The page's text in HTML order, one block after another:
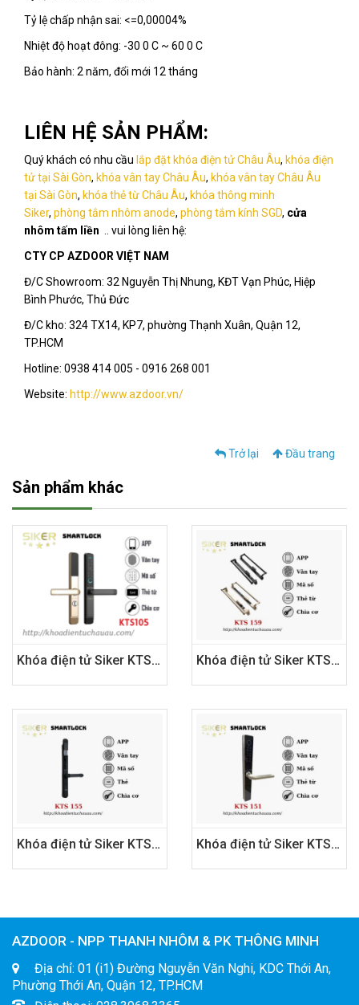
Tỷ lệ chấp nhận sai: <=0,00004%
Nhiệt độ hoạt đông: -30 0 C ~ 60 0 C
Bảo hành: 2 năm, đổi mới 12 tháng
LIÊN HỆ SẢN PHẨM:
Quý khách có nhu cầu lắp đặt khóa điện tử Châu Âu, khóa điện
tử tại Sài Gòn, khóa vân tay Châu Âu, khóa vân tay Châu Âu
tại Sài Gòn, khóa thẻ từ Châu Âu, khóa thông minh
Siker, phòng tắm nhôm anode, phòng tắm kính SGD, cửa
nhôm tấm liền .. vui lòng liên hệ:
CTY CP AZDOOR VIỆT NAM
Đ/C Showroom: 32 Nguyễn Thị Nhung, KĐT Vạn Phúc, Hiệp
Bình Phước, Thủ Đức
Đ/C kho: 324 TX14, KP7, phường Thạnh Xuân, Quận 12,
TP.HCM
Hotline: 0938 414 005 - 0916 268 001
Website: http://www.azdoor.vn/
Trở lại Đầu trang
Sản phẩm khác
Khóa điện tử Siker KTS105 Khóa điện tử Siker KTS 159
Khóa điện tử Siker KTS 155 Khóa điện tử Siker KTS 151
AZDOOR - NPP THANH NHÔM & PK THÔNG MINH
Địa chỉ: 01 (i1) Đường Nguyễn Văn Nghi, KDC Thới An,
Phường Thới An, Quận 12, TP.HCM